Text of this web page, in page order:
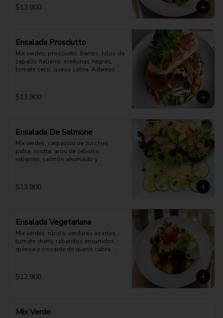
$13.900
Ensalada Prosciutto
Mix verdes, prosciutto, berros, hilos de
zapallo italiano, aceitunas negras,
tomate seco, queso cabra. Aderezo
$13.900
Ensalada De Salmone
Mix verdes, carpaccio de zucchini,
palta, ricotta, aros de cebolla,
rabanito, salmón ahumado y
$13.900
Ensalada Vegetariana
Mix verdes, rúcula, verduras asadas,
tomate cherry, rabanitos encurtidos,
quinoa y crocante de queso cabra.
$12.900
Mix Verde